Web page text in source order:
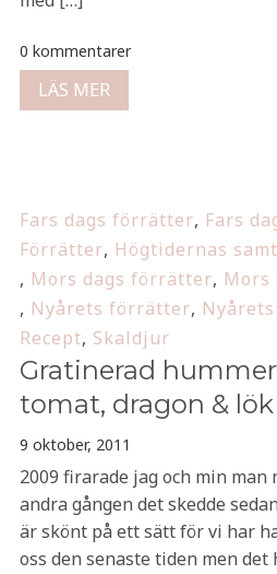
0 kommentarer
LÄS MER
Fars dags förrätter, Fars
Förrätter, Högtidernas
, Mors dags förrätter, Mors
, Nyårets förrätter,
Recept, Skaldjur
Gratinerad
tomat, dragon & lök
9 oktober, 2011
2009 firarade jag och min
andra gången det skedde
är skönt på ett sätt för vi har
oss den senaste tiden men